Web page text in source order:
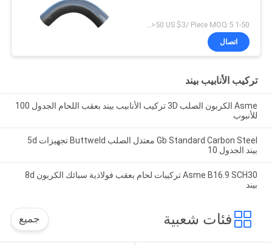
اتصال
تركيب الأنابيب بيند
Asme الكربون الصلب 3D تركيب الأنابيب بيند بعقب اللحام الجدول 100
للأنبوب
Gb Standard Carbon Steel معتدل الصلب Buttweld تجهيزات 5d
بيند الجدول 10
Asme B16.9 SCH30 تركيبات لحام بعقب فولاذية سبائك الكربون 8d
بيند
فئات شعبية جميع